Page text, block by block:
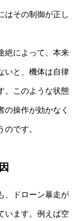
はその制御が正し
絶によって、本来
いと、機体は自律
。このような状態
の操作が効かなく
です。
、ドローン暴走が
います。例えば空